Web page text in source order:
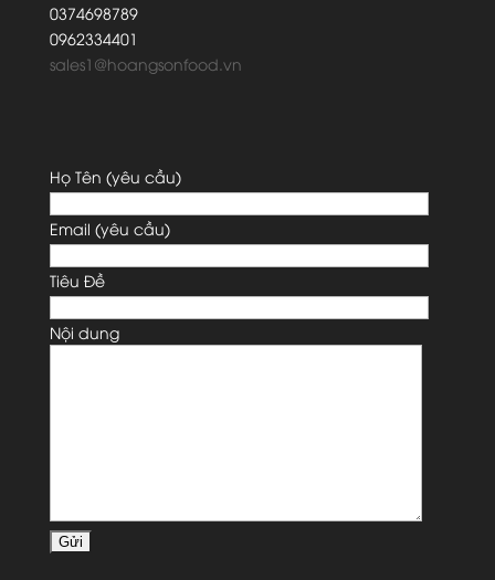
0374698789
0962334401
sales1@hoangsonfood.vn
Họ Tên (yêu cầu)
Email (yêu cầu)
Tiêu Đề
Nội dung